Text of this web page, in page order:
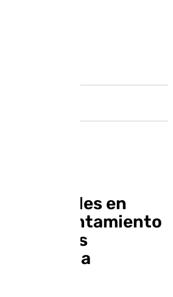
civiles en
el Ayuntamiento
algunos
niegan a